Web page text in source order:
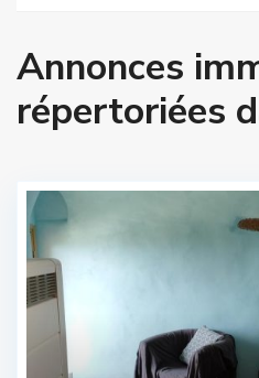
Annonces
répertoriées